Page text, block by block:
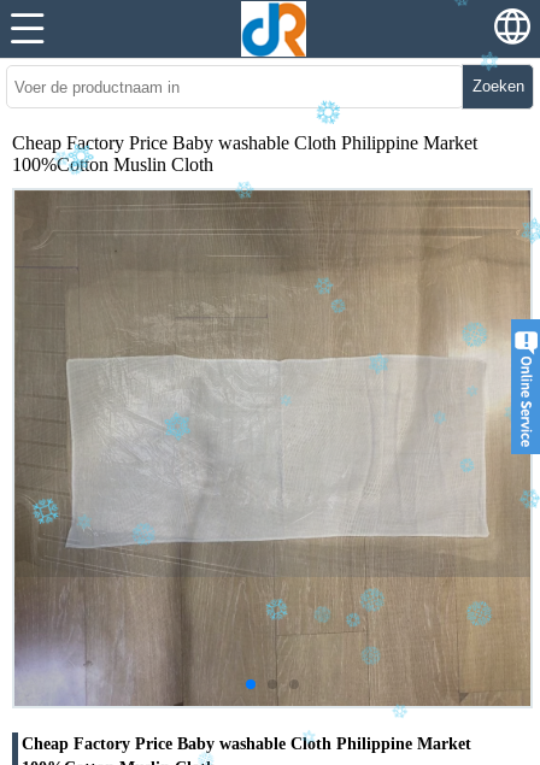
Zoeken
Cheap Factory Price Baby washable Cloth Philippine Market
100%Cotton Muslin Cloth
Cheap Factory Price Baby washable Cloth Philippine Market